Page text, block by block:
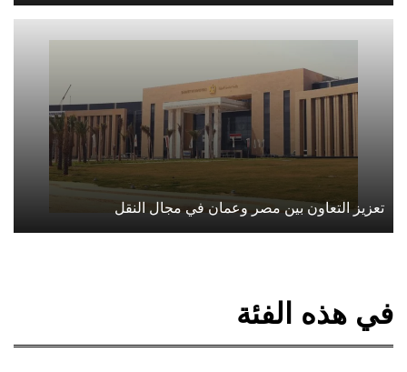
تعزيز التعاون بين مصر وعمان في مجال النقل
في هذه الفئة